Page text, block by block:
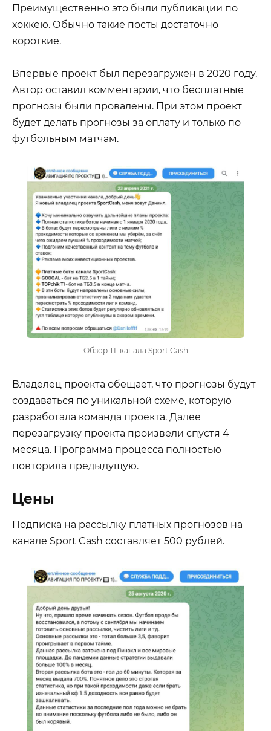
Преимущественно это были публикации по
хоккею. Обычно такие посты достаточно
короткие.
Впервые проект был перезагружен в 2020 году.
Автор оставил комментарии, что бесплатные
прогнозы были провалены. При этом проект
будет делать прогнозы за оплату и только по
футбольным матчам.
Обзор ТГ-канала Sport Cash
Владелец проекта обещает, что прогнозы будут
создаваться по уникальной схеме, которую
разработала команда проекта. Далее
перезагрузку проекта произвели спустя 4
месяца. Программа процесса полностью
повторила предыдущую.
Цены
Подписка на рассылку платных прогнозов на
канале Sport Cash составляет 500 рублей.